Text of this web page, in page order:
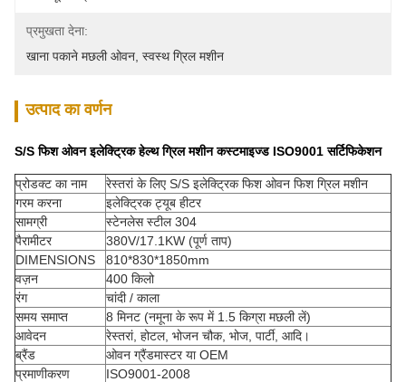
प्रमुखता देना:
खाना पकाने मछली ओवन स्वस्थ ग्रिल मशीन
उत्पाद का वर्णन
S/S फिश ओवन इलेक्ट्रिक हेल्थ ग्रिल मशीन कस्टमाइज्ड ISO9001 सर्टिफिकेशन
प्रोडक्ट का नाम
रेस्तरां के लिए S/S इलेक्ट्रिक फिश ओवन फिश ग्रिल मशीन
गरम करना
इलेक्ट्रिक ट्यूब हीटर
सामग्री
स्टेनलेस स्टील 304
पैरामीटर
380V/17.1KW (पूर्ण ताप)
DIMENSIONS
810*830*1850mm
वज़न
400 किलो
रंग
चांदी / काला
समय समाप्त
8 मिनट (नमूना के रूप में 1.5 किग्रा मछली लें)
आवेदन
रेस्तरां, होटल, भोजन चौक, भोज, पार्टी, आदि।
ब्रैंड
ओवन ग्रैंडमास्टर या OEM
प्रमाणीकरण
ISO9001-2008